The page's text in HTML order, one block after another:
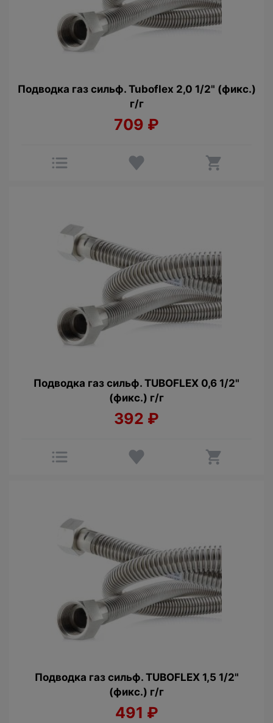
Подводка газ сильф. Tuboflex 2,0 1/2" (фикс.)
г/г
709 ₽
Подводка газ сильф. TUBOFLEX 0,6 1/2"
(фикс.) г/г
392 ₽
Подводка газ сильф. TUBOFLEX 1,5 1/2"
(фикс.) г/г
491 ₽